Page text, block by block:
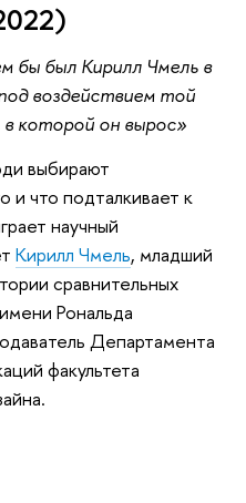
бы был Кирилл Чмель в
воздействием той
которой он вырос»
выбирают
и что подталкивает к
научный
Кирилл Чмель, младший
сравнительных
Рональда
Департамента
факультета